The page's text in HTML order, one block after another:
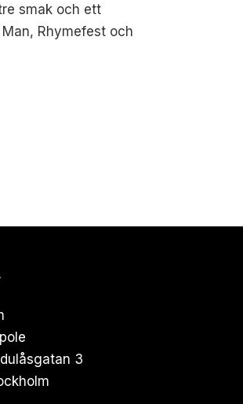
smak och ett
Rhymefest och
3